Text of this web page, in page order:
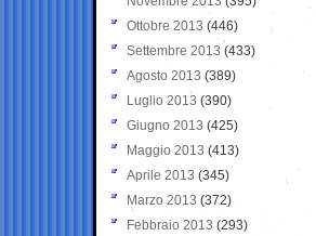
Ottobre 2013 (446)
Settembre 2013 (433)
Agosto 2013 (389)
Luglio 2013 (390)
Giugno 2013 (425)
Maggio 2013 (413)
Aprile 2013 (345)
Marzo 2013 (372)
Febbraio 2013 (293)